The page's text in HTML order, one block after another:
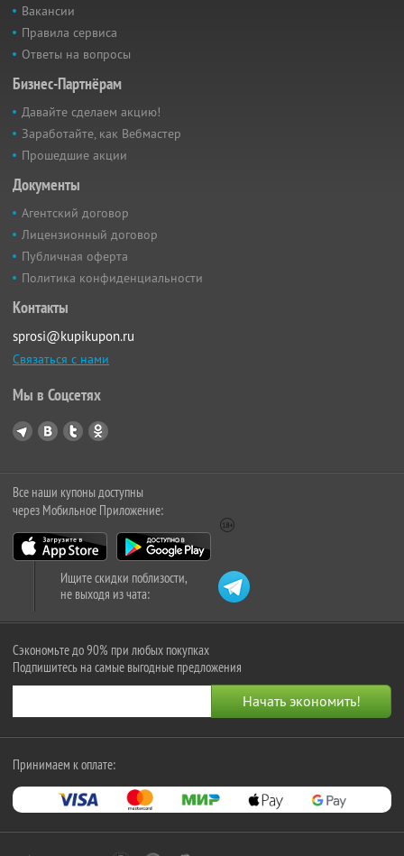
Вакансии
Правила сервиса
Ответы на вопросы
Бизнес-Партнёрам
Давайте сделаем акцию!
Заработайте, как Вебмастер
Прошедшие акции
Документы
Агентский договор
Лицензионный договор
Публичная оферта
Политика конфиденциальности
Контакты
sprosi@kupikupon.ru
Связаться с нами
Мы в Соцсетях
Все наши купоны доступны
через Мобильное Приложение:
Ищите скидки поблизости,
не выходя из чата:
Сэкономьте до 90% при любых покупках
Подпишитесь на самые выгодные предложения
Принимаем к оплате: